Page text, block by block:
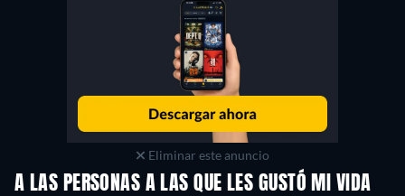
Eliminar este anuncio
A LAS PERSONAS A LAS QUE LES GUSTÓ MI VIDA